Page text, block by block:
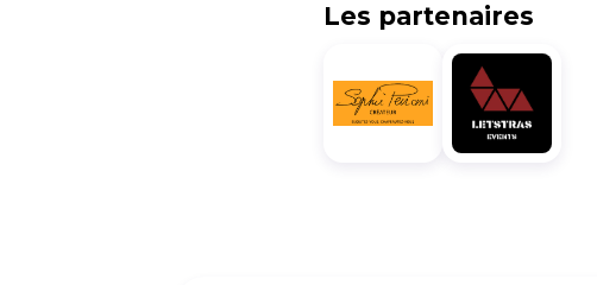
Les partenaires